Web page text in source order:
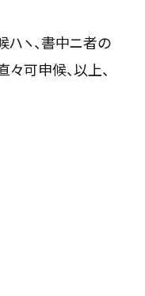
ハヽ、書中ニ者の
可申候、以上、